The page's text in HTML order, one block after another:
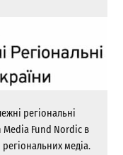
регіональні
Media Fund Nordic в
медіа.